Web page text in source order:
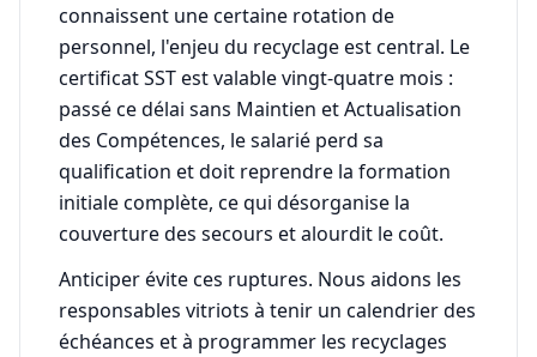
connaissent une certaine rotation de
personnel, l'enjeu du recyclage est central. Le
certificat SST est valable vingt-quatre mois :
passé ce délai sans Maintien et Actualisation
des Compétences, le salarié perd sa
qualification et doit reprendre la formation
initiale complète, ce qui désorganise la
couverture des secours et alourdit le coût.
Anticiper évite ces ruptures. Nous aidons les
responsables vitriots à tenir un calendrier des
échéances et à programmer les recyclages